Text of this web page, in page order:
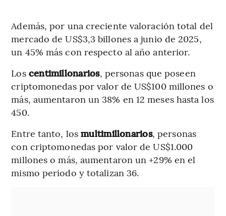
Además, por una creciente valoración total del
mercado de US$3,3 billones a junio de 2025,
un 45% más con respecto al año anterior.
Los centimillonarios, personas que poseen
criptomonedas por valor de US$100 millones o
más, aumentaron un 38% en 12 meses hasta los
450.
Entre tanto, losmultimillonarios, personas
con criptomonedas por valor de US$1.000
millones o más, aumentaron un +29% en el
mismo período y totalizan 36.